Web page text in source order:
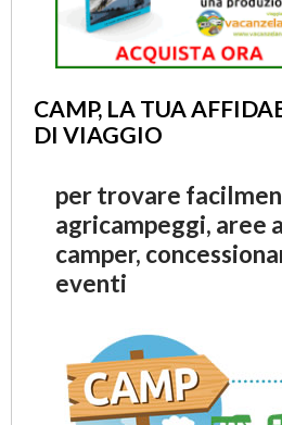
CAMP, LA TUA
DI VIAGGIO
per trovare
agricampeggi, aree
camper,
eventi